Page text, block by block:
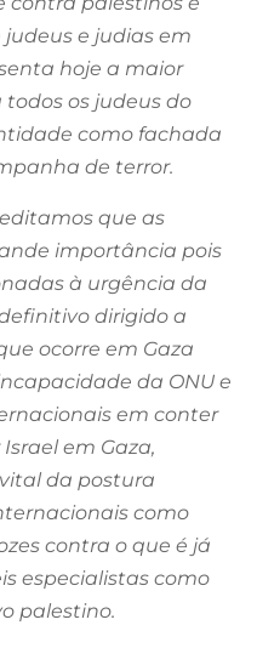
e judias em
hoje a maior
os judeus do
como fachada
de terror.
que as
importância pois
à urgência da
dirigido a
ocorre em Gaza
da ONU e
em conter
em Gaza,
da postura
como
contra o que é já
especialistas como
palestino.